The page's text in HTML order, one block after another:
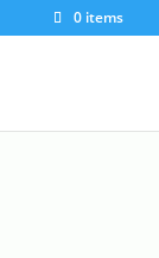
0 items